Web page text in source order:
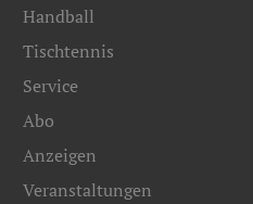
Handball
Tischtennis
Service
Abo
Anzeigen
Veranstaltungen